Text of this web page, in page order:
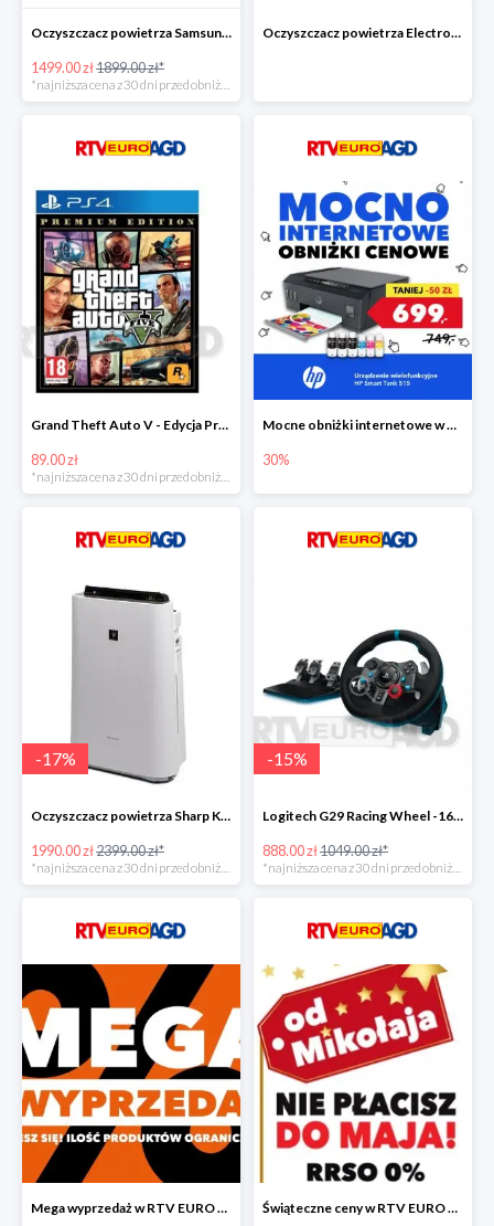
Oczyszczacz powietrza Samsung AX60R5080WD/EU -400zł!
1499.00 zł1899.00 zł*
*najniższa cena z 30 dni przed obniżką
Oczyszczacz powietrza Electrolux Pure A9 PA91-604GY -300zł
Grand Theft Auto V - Edycja Premium PS4 taniej o 50zł
89.00 zł
Mocne obniżki internetowe w EURO RTV AGD
30%
-17%
Oczyszczacz powietrza Sharp KC-D60EUW w super cenie
1990.00 zł2399.00 zł*
*najniższa cena z 30 dni przed obniżką
-15%
Logitech G29 Racing Wheel -16zł
888.00 zł1049.00 zł*
*najniższa cena z 30 dni przed obniżką
Mega wyprzedaż w RTV EURO AGD Świąteczne ceny w RTV EURO AGD